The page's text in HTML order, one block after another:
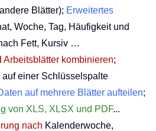
Blätter); Erweitertes
Woche, Tag, Häufigkeit und
Fett, Kursiv …
Arbeitsblätter kombinieren;
einer Schlüsselspalte
auf mehrere Blätter aufteilen;
von XLS, XLSX und PDF...
nach Kalenderwoche,